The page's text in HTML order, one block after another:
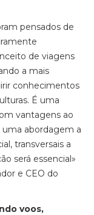
pensados de
de viagens
a mais
conhecimentos
É uma
vantagens ao
abordagem a
transversais a
será essencial»
e CEO do
voos,